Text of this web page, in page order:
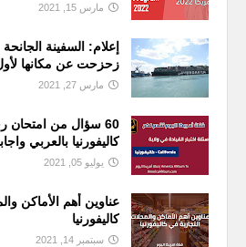
مارس 15, 2021
إعلام: السفينة
زحزحت عن مكانها
مارس 27, 2021
60 سؤال من امتحان
كاليفورنيا بالعربي
يوليو 05, 2021
عناوين أهم الأماكن
كاليفورنيا
سبتمبر 14, 2021